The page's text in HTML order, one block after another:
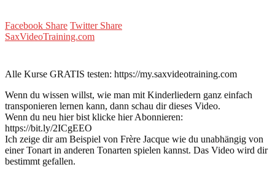
Facebook Share Twitter Share
SaxVideoTraining.com
Alle Kurse GRATIS testen: https://my.saxvideotraining.com
Wenn du wissen willst, wie man mit Kinderliedern ganz einfach
transponieren lernen kann, dann schau dir dieses Video.
Wenn du neu hier bist klicke hier Abonnieren:
https://bit.ly/2ICgEEO
Ich zeige dir am Beispiel von Frère Jacque wie du unabhängig von
einer Tonart in anderen Tonarten spielen kannst. Das Video wird dir
bestimmt gefallen.